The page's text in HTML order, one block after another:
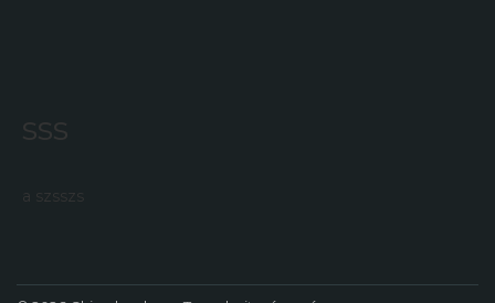
sss
a szsszs